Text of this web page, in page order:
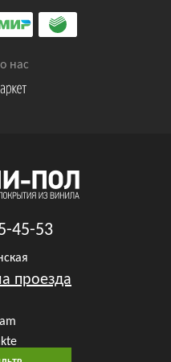
нас
45-53
проезда